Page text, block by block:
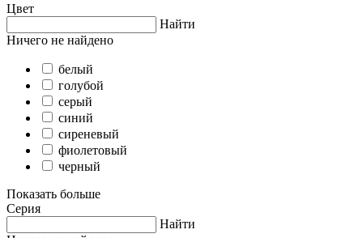
Цвет
Найти
Ничего не найдено
белый
голубой
серый
синий
сиреневый
фиолетовый
черный
Показать больше
Серия
Найти